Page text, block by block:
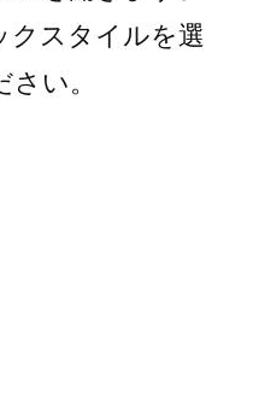
クスタイルを選
い。